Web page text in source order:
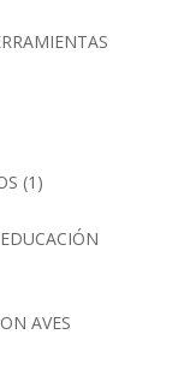
(1)
AVES